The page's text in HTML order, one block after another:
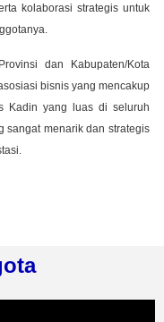
kolaborasi strategis untuk
dan Kabupaten/Kota
bisnis yang mencakup
Kadin yang luas di seluruh
sangat menarik dan strategis